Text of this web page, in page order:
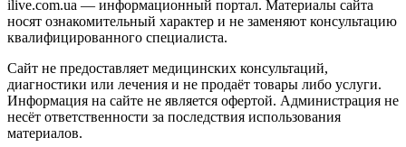
ilive.com.ua — информационный портал. Материалы сайта
носят ознакомительный характер и не заменяют консультацию
квалифицированного специалиста.
Сайт не предоставляет медицинских консультаций,
диагностики или лечения и не продаёт товары либо услуги.
Информация на сайте не является офертой. Администрация не
несёт ответственности за последствия использования
материалов.